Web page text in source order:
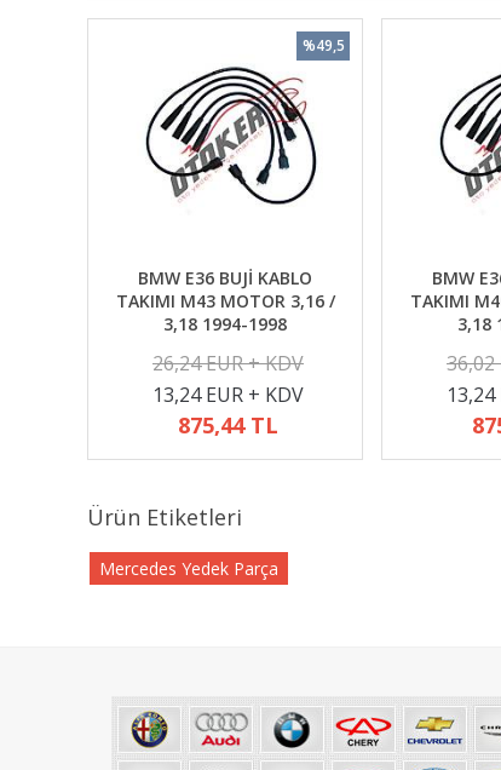
BMW E36 BUJİ KABLO
TAKIMI M43 MOTOR 3,16 /
3,18 1994-1998
26,24 EUR + KDV
13,24 EUR + KDV
875,44 TL
%49,5
BMW
TAKIMI
3,18
36,02
13,24
Ürün Etiketleri
Mercedes Yedek Parça